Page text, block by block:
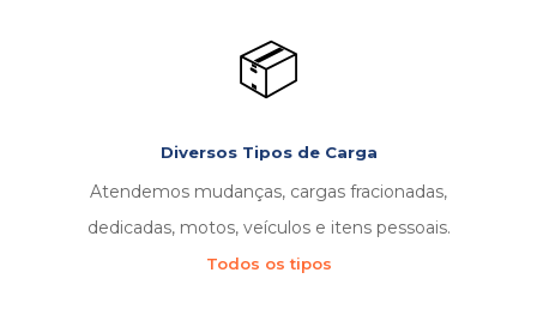
📦
Diversos Tipos de Carga
Atendemos mudanças, cargas fracionadas,
dedicadas, motos, veículos e itens pessoais.
Todos os tipos